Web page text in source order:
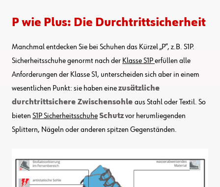
P wie Plus: Die Durchtrittsicherheit
Manchmal entdecken Sie bei Schuhen das Kürzel „P“, z.B. S1P.
Sicherheitsschuhe genormt nach der Klasse S1Perfüllen alle
Anforderungen der Klasse S1, unterscheiden sich aber in einem
wesentlichen Punkt: sie haben einezusätzliche
durchtrittsichere Zwischensohle aus Stahl oder Textil. So
bieten S1P SicherheitsschuheSchutzvor herumliegenden
Splittern, Nägeln oder anderen spitzen Gegenständen.